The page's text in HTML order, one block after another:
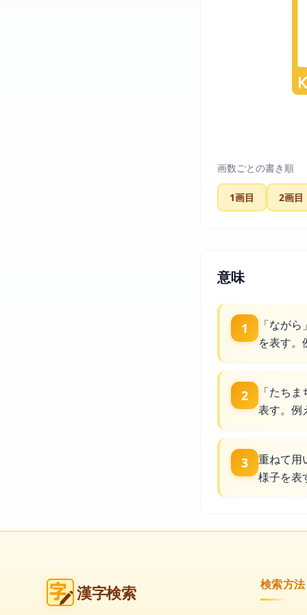
画数ごとの書き順
1画目 2画目
意味
1
「なが
を表す。
2
「たち
表す。例
3
重ねて用
様子を表
漢字検索 検索方法